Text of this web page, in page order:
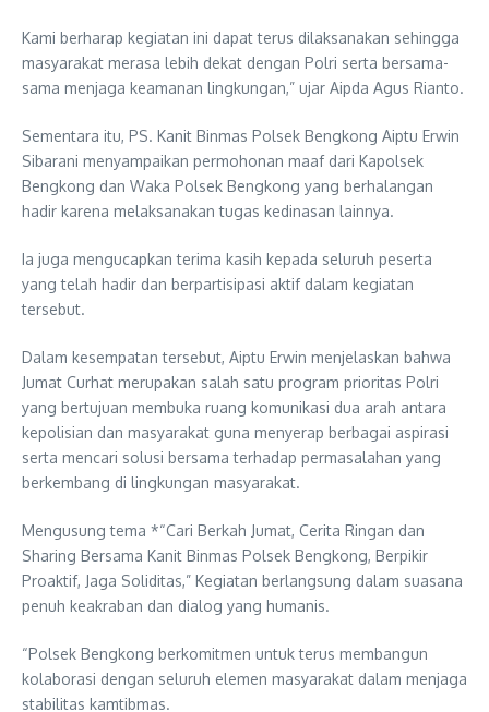
Kami berharap kegiatan ini dapat terus dilaksanakan sehingga
masyarakat merasa lebih dekat dengan Polri serta bersama-
sama menjaga keamanan lingkungan,” ujar Aipda Agus Rianto.
Sementara itu, PS. Kanit Binmas Polsek Bengkong Aiptu Erwin
Sibarani menyampaikan permohonan maaf dari Kapolsek
Bengkong dan Waka Polsek Bengkong yang berhalangan
hadir karena melaksanakan tugas kedinasan lainnya.
Ia juga mengucapkan terima kasih kepada seluruh peserta
yang telah hadir dan berpartisipasi aktif dalam kegiatan
tersebut.
Dalam kesempatan tersebut, Aiptu Erwin menjelaskan bahwa
Jumat Curhat merupakan salah satu program prioritas Polri
yang bertujuan membuka ruang komunikasi dua arah antara
kepolisian dan masyarakat guna menyerap berbagai aspirasi
serta mencari solusi bersama terhadap permasalahan yang
berkembang di lingkungan masyarakat.
Mengusung tema *“Cari Berkah Jumat, Cerita Ringan dan
Sharing Bersama Kanit Binmas Polsek Bengkong, Berpikir
Proaktif, Jaga Soliditas,” Kegiatan berlangsung dalam suasana
penuh keakraban dan dialog yang humanis.
“Polsek Bengkong berkomitmen untuk terus membangun
kolaborasi dengan seluruh elemen masyarakat dalam menjaga
stabilitas kamtibmas.